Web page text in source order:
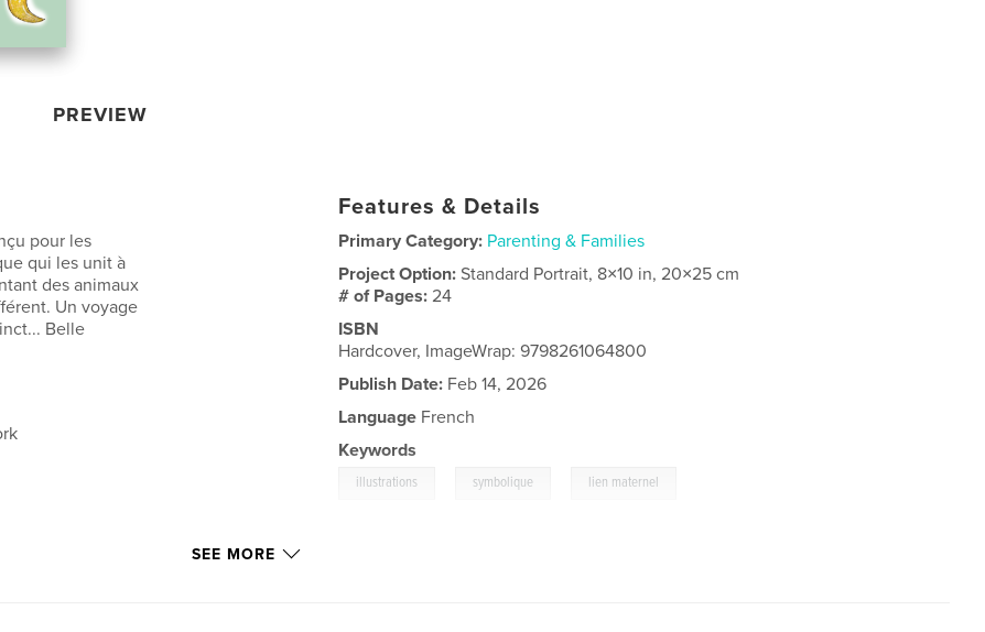
PREVIEW
pour les
qui les unit à
des animaux
Un voyage
Belle
Features & Details
Primary Category: Parenting & Families
Project Option:Standard Portrait, 8×10 in, 20×25 cm
# of Pages:24
ISBN
Hardcover, ImageWrap: 9798261064800
Publish Date: Feb 14, 2026
Language French
Keywords
illustrations symbolique lien maternel
SEE MORE